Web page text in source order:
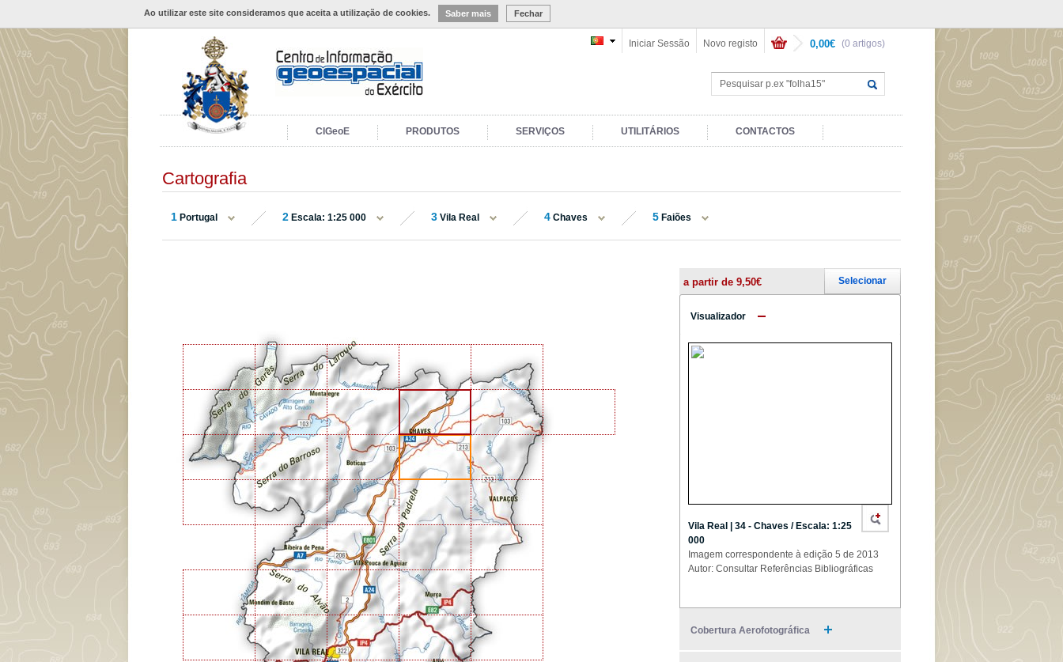
Ao utilizar este site consideramos que aceita a utilização de cookies. Saber mais Fechar
(0 artigos)
0,00€
Novo registo
Iniciar Sessão
CIGeoE PRODUTOS SERVIÇOS UTILITÁRIOS CONTACTOS
Cartografia
1 Portugal 2 Escala: 1:25 000 3 Vila Real 4 Chaves 5 Faiões
a partir de 9,50€ Selecionar
Visualizador
Vila Real | 34 - Chaves / Escala: 1:25
000
Imagem correspondente à edição 5 de 2013
Autor: Consultar Referências Bibliográficas
Cobertura Aerofotográfica